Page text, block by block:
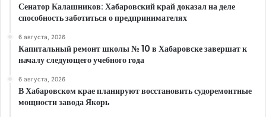
Сенатор Калашников: Хабаровский край доказал на деле
способность заботиться о предпринимателях
6 августа, 2026
Капитальный ремонт школы № 10 в Хабаровске завершат к
началу следующего учебного года
6 августа, 2026
В Хабаровском крае планируют восстановить судоремонтные
мощности завода Якорь